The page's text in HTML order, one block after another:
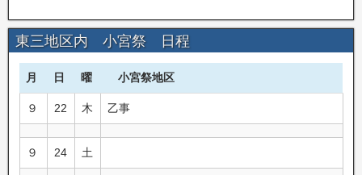
東三地区内 小宮祭 日程
月 日 曜 小宮祭地区
９ 22 木 乙事
９ 24 土